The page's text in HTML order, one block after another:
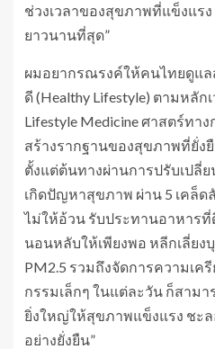
ช่วงเวลาของสุขภาพที่แข็งแรง
ยาวนานที่สุด”
ผมอยากรณรงค์ให้คนไทยดูแ
ดี (Healthy Lifestyle) ตามหลั
Lifestyle Medicine ศาสตร์ทา
สร้างรากฐานของสุขภาพที่ยั่ง
ตั้งแต่ต้นทางผ่านการปรับเปลี่
เกิดปัญหาสุขภาพ ผ่าน 5 เคล็
ไม่ให้อ้วน รับประทานอาหารที่
นอนหลับให้เพียงพอ หลีกเลี่ย
PM2.5 รวมถึงจัดการความเค
กรรมเล็กๆ ในแต่ละวัน ก็สาม
ยิ่งใหญ่ให้สุขภาพแข็งแรง ชะ
อย่างยั่งยืน”